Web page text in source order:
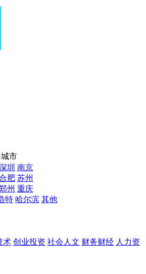
市
圳 南京
肥 苏州
州 重庆
特 哈尔滨 其他
术 创业投资 社会人文 财务财经 人力资